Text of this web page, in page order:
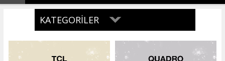
KATEGORILER